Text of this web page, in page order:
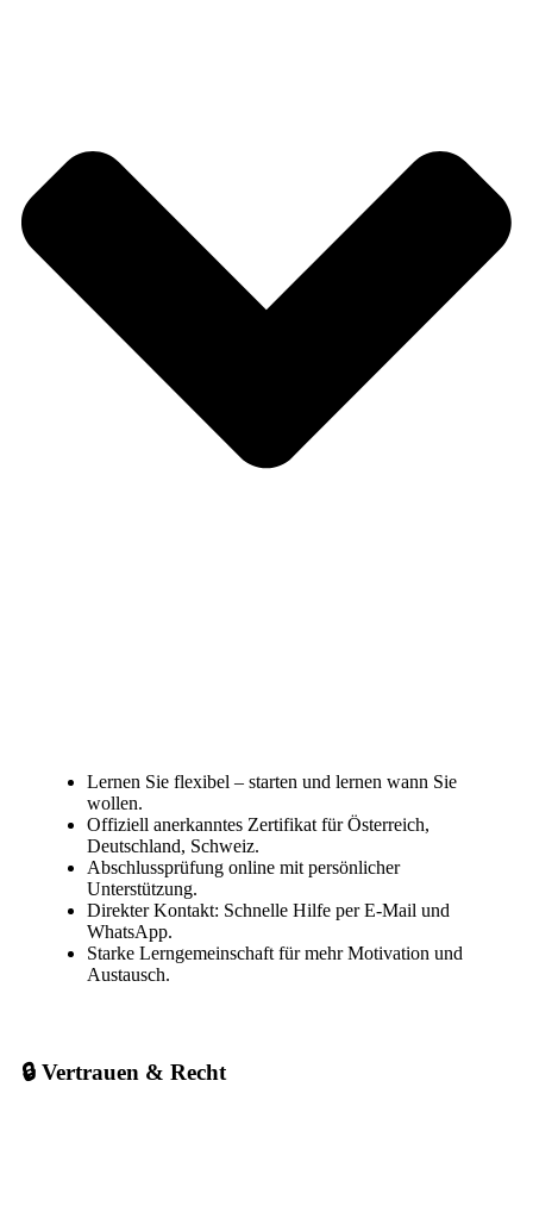
Lernen Sie flexibel – starten und lernen wann Sie
wollen.
Offiziell anerkanntes Zertifikat für Österreich,
Deutschland, Schweiz.
Abschlussprüfung online mit persönlicher
Unterstützung.
Direkter Kontakt: Schnelle Hilfe per E-Mail und
WhatsApp.
Starke Lerngemeinschaft für mehr Motivation und
Austausch.
🔒 Vertrauen & Recht